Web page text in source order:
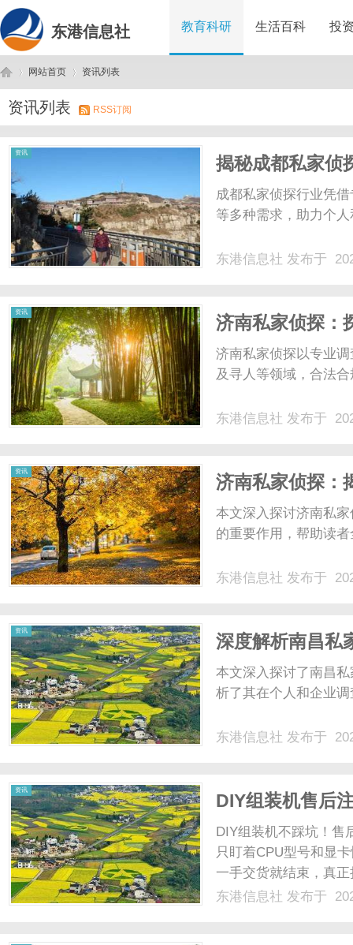
东港信息社 教育科研 生活百科 投
东 ›
网站首页
›
资讯列表
资讯列表 RSS订阅
资讯
揭秘成都私家侦
成都私家侦探行业凭
等多种需求，助力个
东港信息社 发布于
资讯
济南私家侦探：
济南私家侦探以专业
及寻人等领域，合法
东港信息社 发布于
资讯
济南私家侦探：
本文深入探讨济南私
的重要作用，帮助读
东港信息社 发布于
资讯
深度解析南昌私
本文深入探讨了南昌
析了其在个人和企业
东港信息社 发布于
资讯
DIY组装机售后
DIY组装机不踩坑！售
只盯着CPU型号和显
一手交货就结束，真
拆解DIY装机售后里的
东港信息社 发布于